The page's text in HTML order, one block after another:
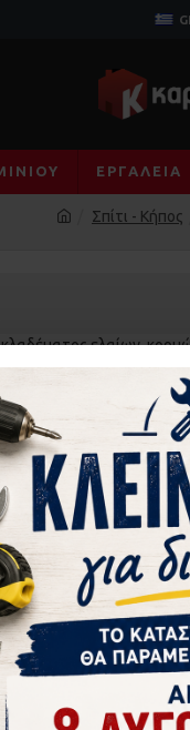
ΕΡΓΑΛΕΊΑ
Σπίτι - Κήπος
ελαίων,
0